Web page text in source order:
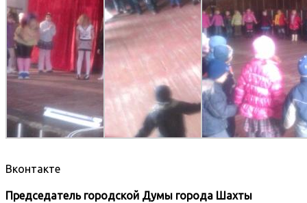
Вконтакте
Председатель городской Думы города Шахты